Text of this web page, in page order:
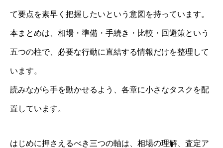
て要点を素早く把握したいという意図を持っています。
本まとめは、相場・準備・手続き・比較・回避策という
五つの柱で、必要な行動に直結する情報だけを整理して
います。
読みながら手を動かせるよう、各章に小さなタスクを配
置しています。
はじめに押さえるべき三つの軸は、相場の理解、査定ア